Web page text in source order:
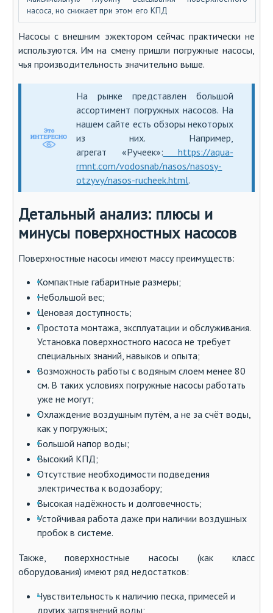
насоса, но снижает при этом его КПД
Насосы с внешним эжектором сейчас практически не
используются. Им на смену пришли погружные насосы,
чья производительность значительно выше.
На рынке представлен большой
ассортимент погружных насосов. На
нашем сайте есть обзоры некоторых
из них. Например,
агрегат «Ручеек»: https://aqua-
rmnt.com/vodosnab/nasos/nasosy-
otzyvy/nasos-rucheek.html.
Детальный анализ: плюсы и
минусы поверхностных насосов
Поверхностные насосы имеют массу преимуществ:
Компактные габаритные размеры;
Небольшой вес;
Ценовая доступность;
Простота монтажа, эксплуатации и обслуживания.
Установка поверхностного насоса не требует
специальных знаний, навыков и опыта;
Возможность работы с водяным слоем менее 80
см. В таких условиях погружные насосы работать
уже не могут;
Охлаждение воздушным путём, а не за счёт воды,
как у погружных;
Большой напор воды;
Высокий КПД;
Отсутствие необходимости подведения
электричества к водозабору;
Высокая надёжность и долговечность;
Устойчивая работа даже при наличии воздушных
пробок в системе.
Также, поверхностные насосы (как класс
оборудования) имеют ряд недостатков:
Чувствительность к наличию песка, примесей и
других загрязнений воды;